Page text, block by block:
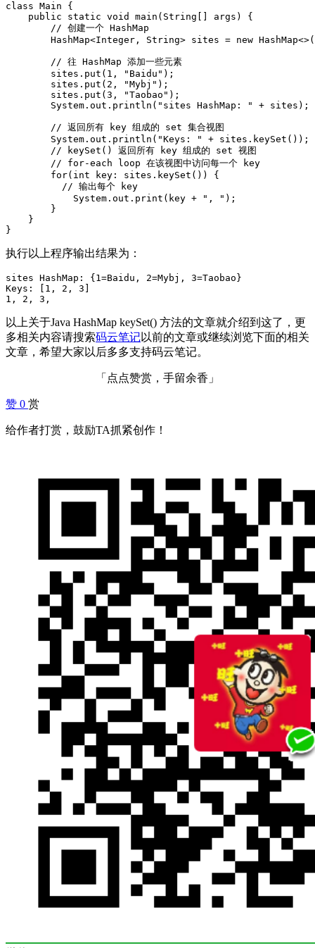
class Main {
    public static void main(String[] args) {
        // 创建一个 HashMap
HashMap<Integer, String> sites = new
        // 往 HashMap 添加一些元素
        sites.put(1, "Baidu");
        sites.put(2, "Mybj");
        sites.put(3, "Taobao");
        System.out.println("sites HashMap: " + sites);
        // 返回所有 key 组成的 set 集合视图
        System.out.println("Keys: " + sites.keySet());
        // keySet() 返回所有 key 组成的 set 视图
        // for-each loop 在该视图中访问每一个 key
        for(int key: sites.keySet()) {
          // 输出每个 key
            System.out.print(key + ", ");
        }
    }
}
执行以上程序输出结果为：
sites HashMap: {1=Baidu, 2=Mybj, 3=Taobao}
Keys: [1, 2, 3]
1, 2, 3,
以上关于Java HashMap keySet() 方法的文章就介绍到这了，更
多相关内容请搜索码云笔记以前的文章或继续浏览下面的相关
文章，希望大家以后多多支持码云笔记。
「点点赞赏，手留余香」
赞 0 赏
给作者打赏，鼓励TA抓紧创作！